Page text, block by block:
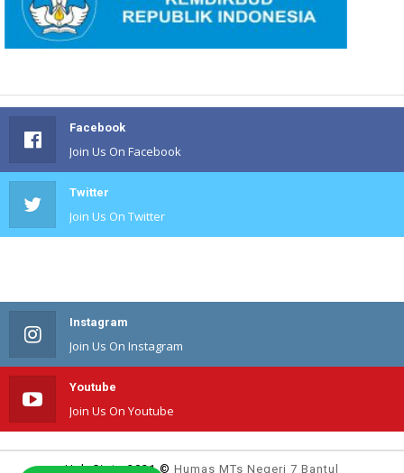
Facebook
Join Us On Facebook
Twitter
Join Us On Twitter
Instagram
Join Us On Instagram
Youtube
Join Us On Youtube
Hak Cipta 2021 © Humas MTs Negeri 7 Bantul